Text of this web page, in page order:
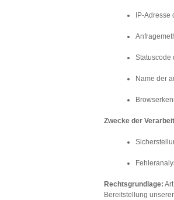
IP-
Statuscode
Name der
Zwecke der
Rechtsgrundlage:
Bereitstellung